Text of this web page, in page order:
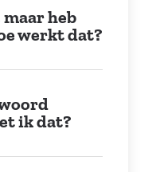
heb
werkt dat?
ik dat?